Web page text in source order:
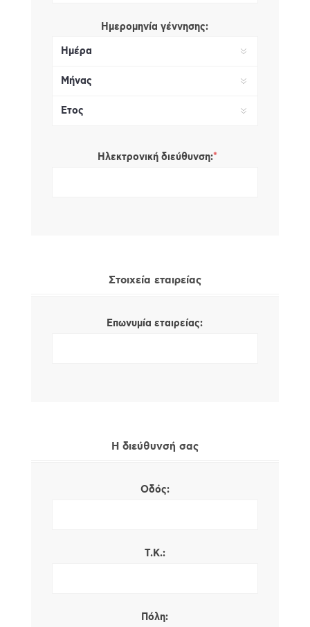
Ημερομηνία γέννησης:
Ηλεκτρονική διεύθυνση:*
Στοιχεία εταιρείας
Επωνυμία εταιρείας:
Η διεύθυνσή σας
Οδός:
Τ.Κ.:
Πόλη: